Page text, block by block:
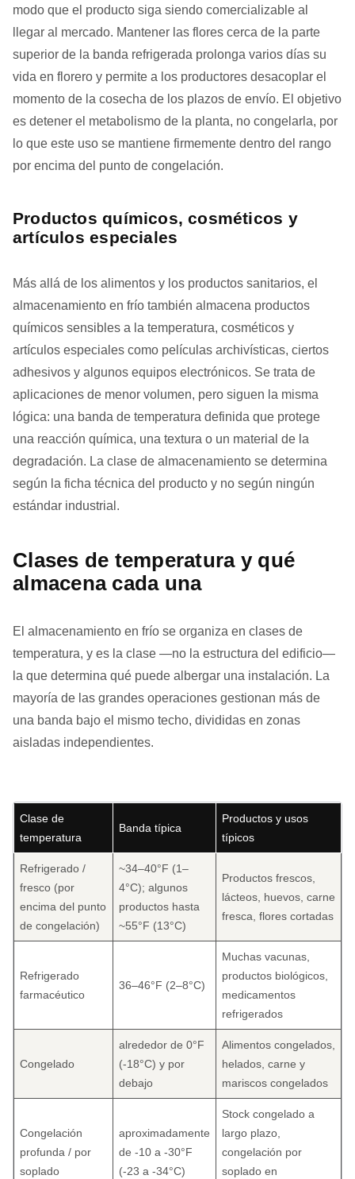
modo que el producto siga siendo comercializable al
llegar al mercado. Mantener las flores cerca de la parte
superior de la banda refrigerada prolonga varios días su
vida en florero y permite a los productores desacoplar el
momento de la cosecha de los plazos de envío. El objetivo
es detener el metabolismo de la planta, no congelarla, por
lo que este uso se mantiene firmemente dentro del rango
por encima del punto de congelación.
Productos químicos, cosméticos y
artículos especiales
Más allá de los alimentos y los productos sanitarios, el
almacenamiento en frío también almacena productos
químicos sensibles a la temperatura, cosméticos y
artículos especiales como películas archivísticas, ciertos
adhesivos y algunos equipos electrónicos. Se trata de
aplicaciones de menor volumen, pero siguen la misma
lógica: una banda de temperatura definida que protege
una reacción química, una textura o un material de la
degradación. La clase de almacenamiento se determina
según la ficha técnica del producto y no según ningún
estándar industrial.
Clases de temperatura y qué
almacena cada una
El almacenamiento en frío se organiza en clases de
temperatura, y es la clase —no la estructura del edificio—
la que determina qué puede albergar una instalación. La
mayoría de las grandes operaciones gestionan más de
una banda bajo el mismo techo, divididas en zonas
aisladas independientes.
Clase de
temperatura
Banda típica
Productos y usos
típicos
Refrigerado /
fresco (por
encima del punto
de congelación)
~34–40°F (1–
4°C); algunos
productos hasta
~55°F (13°C)
Productos frescos,
lácteos, huevos, carne
fresca, flores cortadas
Refrigerado
farmacéutico
36–46°F (2–8°C)
Muchas vacunas,
productos biológicos,
medicamentos
refrigerados
Congelado
alrededor de 0°F
(-18°C) y por
debajo
Alimentos congelados,
helados, carne y
mariscos congelados
Congelación
profunda / por
soplado
aproximadamente
de -10 a -30°F
(-23 a -34°C)
Stock congelado a
largo plazo,
congelación por
soplado en